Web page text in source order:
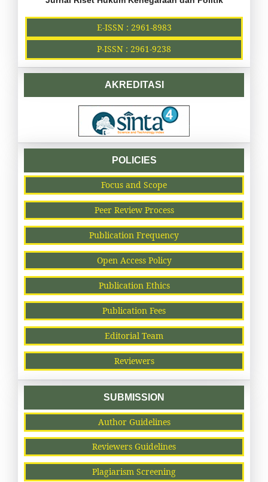
E-ISSN : 2961-8983
P-ISSN : 2961-9238
AKREDITASI
POLICIES
Focus and Scope
Peer Review Process
Publication Frequency
Open Access Policy
Publication Ethics
Publication Fees
Editorial Team
Reviewers
SUBMISSION
Author Guidelines
Reviewers Guidelines
Plagiarism Screening